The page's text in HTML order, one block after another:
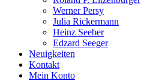
Werner Persy
Julia Rickermann
Heinz Seeber
Edzard Seeger
Neuigkeiten
Kontakt
Mein Konto